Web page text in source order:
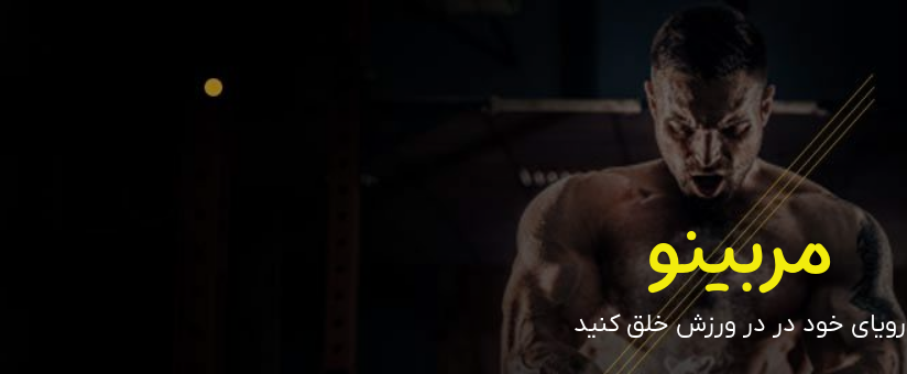
مربینو
رویای خود در در ورزش خلق کنید